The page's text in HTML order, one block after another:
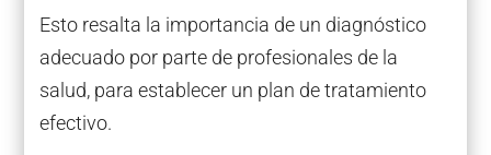
Esto resalta la importancia de un diagnóstico
adecuado por parte de profesionales de la
salud, para establecer un plan de tratamiento
efectivo.